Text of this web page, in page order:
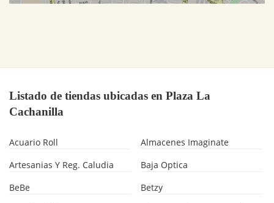
Listado de tiendas ubicadas en Plaza La
Cachanilla
Acuario Roll
Almacenes Imaginate
Artesanias Y Reg. Caludia
Baja Optica
BeBe
Betzy